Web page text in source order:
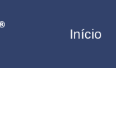
Início